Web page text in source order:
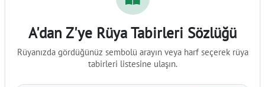
A'dan Z'ye Rüya Tabirleri Sözlüğü
Rüyanızda gördüğünüz sembolü arayın veya harf seçerek rüya
tabirleri listesine ulaşın.